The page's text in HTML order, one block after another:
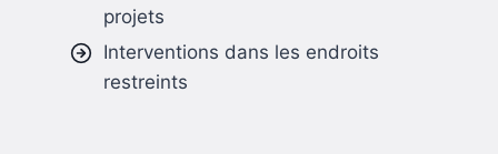
projets
Interventions dans les endroits
restreints